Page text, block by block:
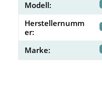
Modell:
Herstellernumm
er:
Marke: